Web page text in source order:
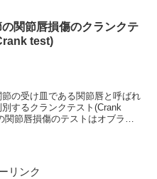
の関節唇損傷のクランクテ
test)
の受け皿である関節唇と呼ばれ
するクランクテスト(Crank
節唇損傷のテストはオブライ
リンク